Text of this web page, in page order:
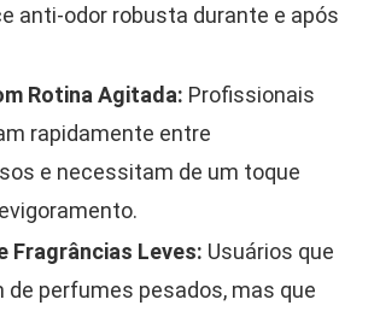
anti-odor robusta durante e após
Rotina Agitada: Profissionais
rapidamente entre
e necessitam de um toque
Fragrâncias Leves: Usuários que
de perfumes pesados, mas que